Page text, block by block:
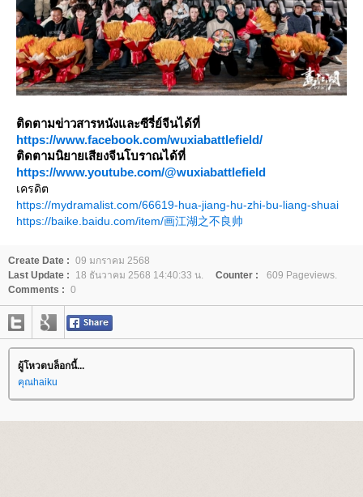
ติดตามข่าวสารหนังและซีรี่ย์จีนได้ที่
https://www.facebook.com/wuxiabattlefield/
ติดตามนิยายเสียงจีนโบราณได้ที่
https://www.youtube.com/@wuxiabattlefield
เครดิต
https://mydramalist.com/66619-hua-jiang-hu-zhi-bu-liang-shuai
https://baike.baidu.com/item/画江湖之不良帅
Create Date : 09 มกราคม 2568
Last Update :
18 ธันวาคม 2568 14:40:33 น. Counter :
609 Pageviews.
Comments : 0
ผู้โหวตบล็อกนี้...
คุณhaiku